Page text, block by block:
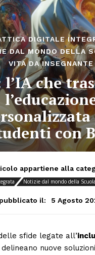
DIGITALE
DAL MONDO DELLA
VITA DA INSEGNANTE
che
con
appartiene alla
Notizie dal mondo della Scuola
pubblicato il: 5 Agosto
sfide legate all’
delineano nuove